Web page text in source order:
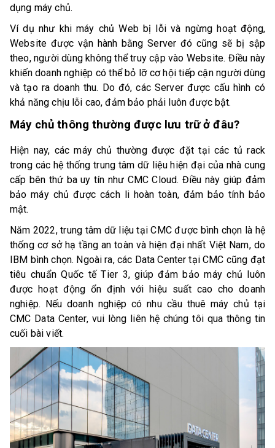
dụng máy chủ.
Ví dụ như khi máy chủ Web bị lỗi và ngừng hoạt động,
Website được vận hành bằng Server đó cũng sẽ bị sập
theo, người dùng không thể truy cập vào Website. Điều này
khiến doanh nghiệp có thể bỏ lỡ cơ hội tiếp cận người dùng
và tạo ra doanh thu. Do đó, các Server được cấu hình có
khả năng chịu lỗi cao, đảm bảo phải luôn được bật.
Máy chủ thông thường được lưu trữ ở đâu?
Hiện nay, các máy chủ thường được đặt tại các tủ rack
trong các hệ thống trung tâm dữ liệu hiện đại của nhà cung
cấp bên thứ ba uy tín như CMC Cloud. Điều này giúp đảm
bảo máy chủ được cách li hoàn toàn, đảm bảo tính bảo
mật.
Năm 2022, trung tâm dữ liệu tại CMC được bình chọn là hệ
thống cơ sở hạ tầng an toàn và hiện đại nhất Việt Nam, do
IBM bình chọn. Ngoài ra, các Data Center tại CMC cũng đạt
tiêu chuẩn Quốc tế Tier 3, giúp đảm bảo máy chủ luôn
được hoạt động ổn định với hiệu suất cao cho doanh
nghiệp. Nếu doanh nghiệp có nhu cầu thuê máy chủ tại
CMC Data Center, vui lòng liên hệ chúng tôi qua thông tin
cuối bài viết.